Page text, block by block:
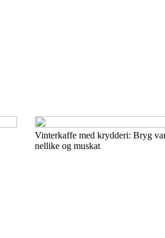
Vinterkaffe med krydderi: Bryg
nellike og muskat